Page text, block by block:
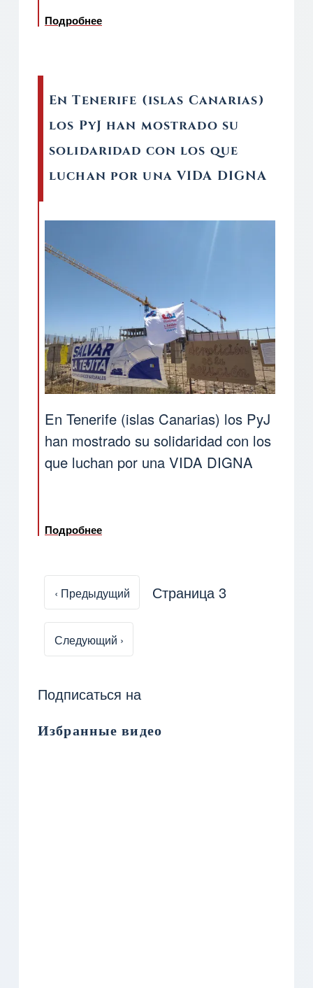
Подробнее
En Tenerife (islas Canarias)
los PyJ han mostrado su
solidaridad con los que
luchan por una VIDA DIGNA
En Tenerife (islas Canarias) los PyJ
han mostrado su solidaridad con los
que luchan por una VIDA DIGNA
Подробнее
Предыдущая страница
‹ Предыдущий Страница 3
Следующая страница
Следующий ›
Подписаться на
Избранные видео